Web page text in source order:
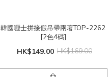
韓國喱士拼接假吊帶兩著TOP-2262
[2色4碼]
HK$149.00 HK$169.00